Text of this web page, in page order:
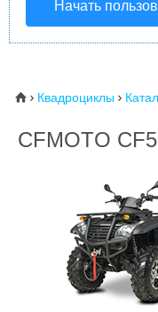
Начать
⌂  Квадроциклы 
CFMOTO